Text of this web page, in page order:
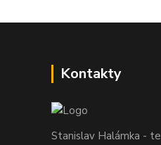
Kontakty
Stanislav Halámka -